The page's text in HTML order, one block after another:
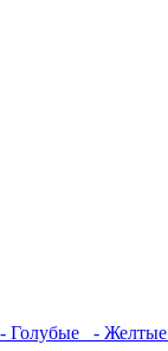
- Голубые - Желтые